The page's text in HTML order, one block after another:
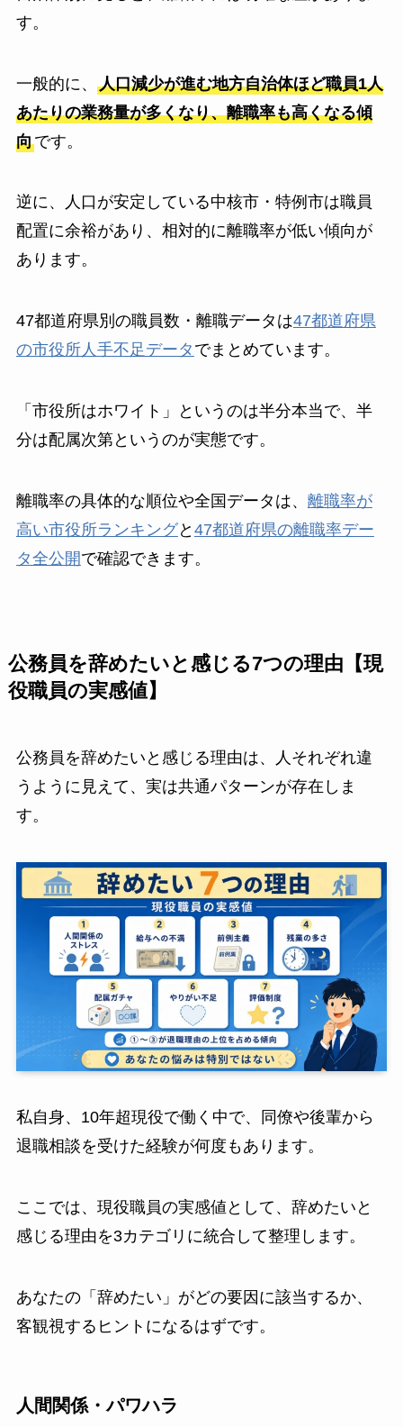
す。
一般的に、 人口減少が進む地方自治体ほど職員1人
あたりの業務量が多くなり、離職率も高くなる傾
向です。
逆に、人口が安定している中核市・特例市は職員
配置に余裕があり、相対的に離職率が低い傾向が
あります。
47都道府県別の職員数・離職データは47都道府県
の市役所人手不足データ でまとめています。
「市役所はホワイト」というのは半分本当で、半
分は配属次第というのが実態です。
離職率の具体的な順位や全国データは、 離職率が
高い市役所ランキングと 47都道府県の離職率デー
タ全公開で確認できます。
公務員を辞めたいと感じる7つの理由【現
役職員の実感値】
公務員を辞めたいと感じる理由は、人それぞれ違
うように見えて、実は共通パターンが存在しま
す。
私自身、10年超現役で働く中で、同僚や後輩から
退職相談を受けた経験が何度もあります。
ここでは、現役職員の実感値として、辞めたいと
感じる理由を3カテゴリに統合して整理します。
あなたの「辞めたい」がどの要因に該当するか、
客観視するヒントになるはずです。
人間関係・パワハラ